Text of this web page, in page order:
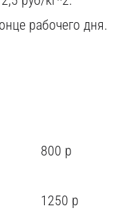
рабочего дня.
800 р
1250 р